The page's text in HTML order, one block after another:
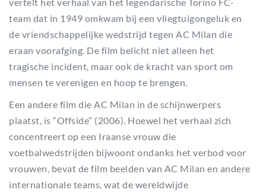
team dat in 1949 omkwam bij een vliegtuigongeluk en
de vriendschappelijke wedstrijd tegen AC Milan die
eraan voorafging. De film belicht niet alleen het
tragische incident, maar ook de kracht van sport om
mensen te verenigen en hoop te brengen.
Een andere film die AC Milan in de schijnwerpers
plaatst, is “Offside” (2006). Hoewel het verhaal zich
concentreert op een Iraanse vrouw die
voetbalwedstrijden bijwoont ondanks het verbod voor
vrouwen, bevat de film beelden van AC Milan en andere
internationale teams, wat de wereldwijde